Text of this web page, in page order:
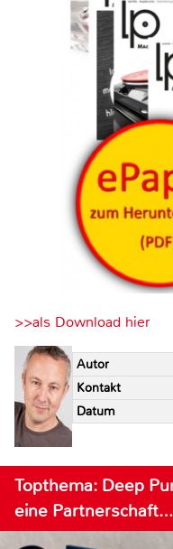
>>als Download hier
Autor
Kontakt
Datum
Topthema: Deep
eine Partnerschaft…